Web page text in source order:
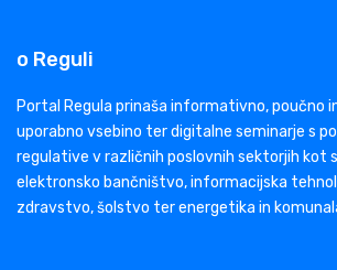
o Reguli
Portal Regula prinaša informativno, poučno
uporabno vsebino ter digitalne seminarje s
regulative v različnih poslovnih sektorjih kot
elektronsko bančništvo, informacijska
zdravstvo, šolstvo ter energetika in